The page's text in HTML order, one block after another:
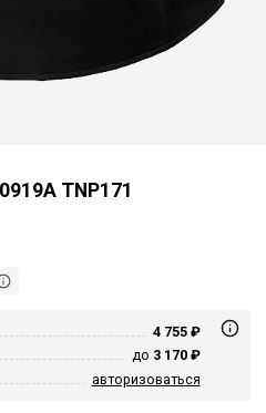
TNP171
4 755 ₽
до 3 170 ₽
авторизоваться